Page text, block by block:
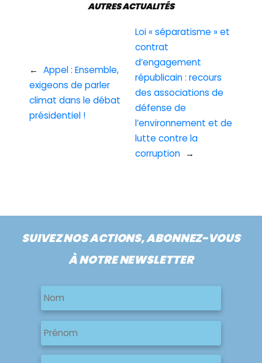
← Appel : Ensemble,
exigeons de parler
climat dans le débat
présidentiel !
AUTRES ACTUALITÉS
Loi « séparatisme » et
contrat
d’engagement
républicain : recours
des associations de
défense de
l’environnement et de
lutte contre la
corruption →
SUIVEZ NOS ACTIONS, ABONNEZ-VOUS
À NOTRE NEWSLETTER
Nom
Nom
Nom
Prénom
E-